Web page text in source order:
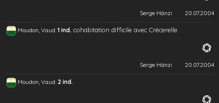
Serge Hänzi 20.07.2004
Moudon, Vaud: 1 ind. cohabitation difficile avec Crécerelle
Serge Hänzi 20.07.2004
Moudon, Vaud: 2 ind.